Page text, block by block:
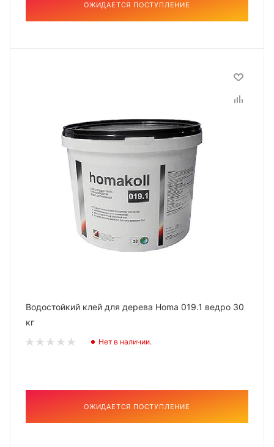
ОЖИДАЕТСЯ ПОСТУПЛЕНИЕ
Водостойкий клей для дерева Homa 019.1 ведро 30
кг
Нет в наличии.
ОЖИДАЕТСЯ ПОСТУПЛЕНИЕ